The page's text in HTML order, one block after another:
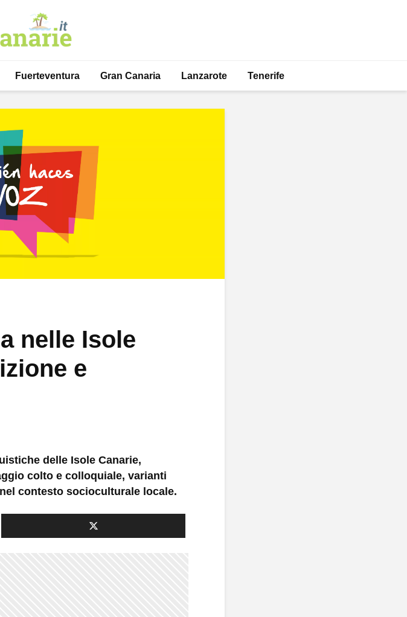
Fuerteventura Gran Canaria Lanzarote Tenerife
nelle Isole
e
delle Isole Canarie,
colto e colloquiale, varianti
contesto socioculturale locale.